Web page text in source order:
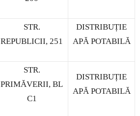
STR.
REPUBLICII, 251
DISTRIBUȚIE
APĂ POTABILĂ
STR.
PRIMĂVERII, BL
C1
DISTRIBUȚIE
APĂ POTABILĂ